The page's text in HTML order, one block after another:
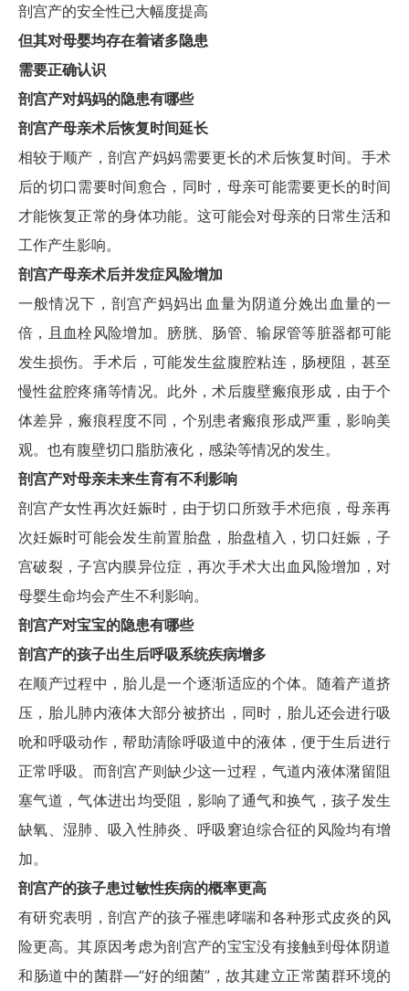
剖宫产的安全性已大幅度提高
但其对母婴均存在着诸多隐患
需要正确认识
剖宫产对妈妈的隐患有哪些
剖宫产母亲术后恢复时间延长
相较于顺产，剖宫产妈妈需要更长的术后恢复时间。手术
后的切口需要时间愈合，同时，母亲可能需要更长的时间
才能恢复正常的身体功能。这可能会对母亲的日常生活和
工作产生影响。
剖宫产母亲术后并发症风险增加
一般情况下，剖宫产妈妈出血量为阴道分娩出血量的一
倍，且血栓风险增加。膀胱、肠管、输尿管等脏器都可能
发生损伤。手术后，可能发生盆腹腔粘连，肠梗阻，甚至
慢性盆腔疼痛等情况。此外，术后腹壁瘢痕形成，由于个
体差异，瘢痕程度不同，个别患者瘢痕形成严重，影响美
观。也有腹壁切口脂肪液化，感染等情况的发生。
剖宫产对母亲未来生育有不利影响
剖宫产女性再次妊娠时，由于切口所致手术疤痕，母亲再
次妊娠时可能会发生前置胎盘，胎盘植入，切口妊娠，子
宫破裂，子宫内膜异位症，再次手术大出血风险增加，对
母婴生命均会产生不利影响。
剖宫产对宝宝的隐患有哪些
剖宫产的孩子出生后呼吸系统疾病增多
在顺产过程中，胎儿是一个逐渐适应的个体。随着产道挤
压，胎儿肺内液体大部分被挤出，同时，胎儿还会进行吸
吮和呼吸动作，帮助清除呼吸道中的液体，便于生后进行
正常呼吸。而剖宫产则缺少这一过程，气道内液体潴留阻
塞气道，气体进出均受阻，影响了通气和换气，孩子发生
缺氧、湿肺、吸入性肺炎、呼吸窘迫综合征的风险均有增
加。
剖宫产的孩子患过敏性疾病的概率更高
有研究表明，剖宫产的孩子罹患哮喘和各种形式皮炎的风
险更高。其原因考虑为剖宫产的宝宝没有接触到母体阴道
和肠道中的菌群—“好的细菌”，故其建立正常菌群环境的